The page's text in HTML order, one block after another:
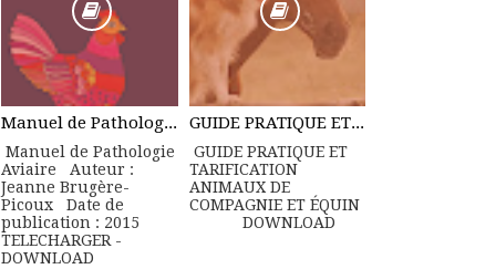
Manuel de Pathologie Aviaire
Manuel de Pathologie
Aviaire Auteur :
Jeanne Brugère-
Picoux Date de
publication : 2015
TELECHARGER -
DOWNLOAD
GUIDE PRATIQUE ET TARIFICATION ANIMAUX DE COMPAGNIE ET ÉQUIN
GUIDE PRATIQUE ET
TARIFICATION
ANIMAUX DE
COMPAGNIE ET ÉQUIN
DOWNLOAD